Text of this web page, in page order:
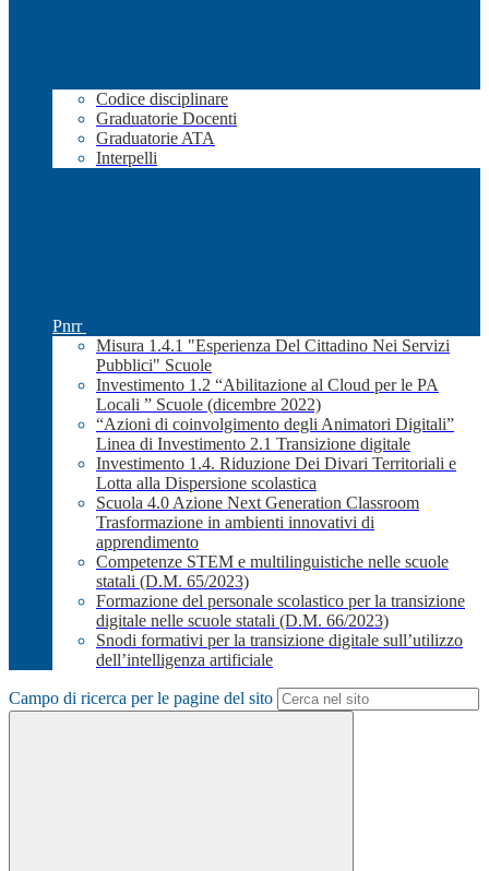
Codice disciplinare
Graduatorie Docenti
Graduatorie ATA
Interpelli
Pnrr
Misura 1.4.1 "Esperienza Del Cittadino Nei Servizi
Pubblici" Scuole
Investimento 1.2 “Abilitazione al Cloud per le PA
Locali ” Scuole (dicembre 2022)
“Azioni di coinvolgimento degli Animatori Digitali”
Linea di Investimento 2.1 Transizione digitale
Investimento 1.4. Riduzione Dei Divari Territoriali e
Lotta alla Dispersione scolastica
Scuola 4.0 Azione Next Generation Classroom
Trasformazione in ambienti innovativi di
apprendimento
Competenze STEM e multilinguistiche nelle scuole
statali (D.M. 65/2023)
Formazione del personale scolastico per la transizione
digitale nelle scuole statali (D.M. 66/2023)
Snodi formativi per la transizione digitale sull’utilizzo
dell’intelligenza artificiale
Campo di ricerca per le pagine del sito